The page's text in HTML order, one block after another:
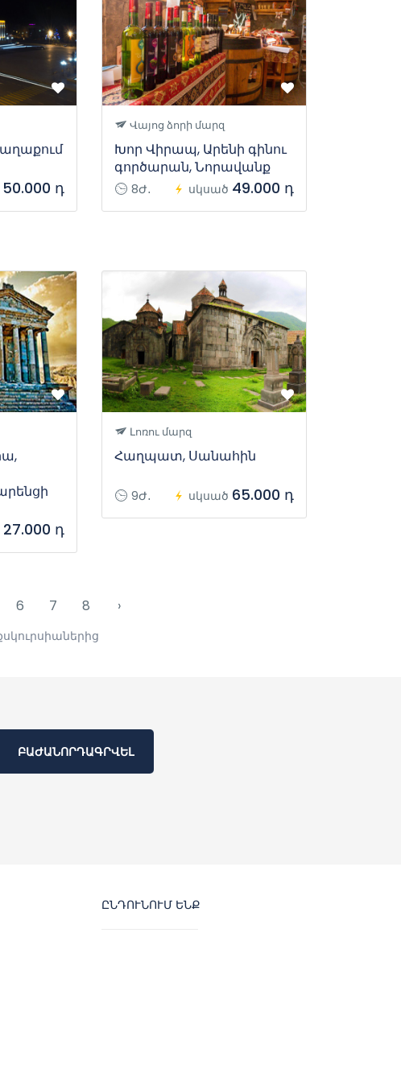
50.000 դ
Վայոց ձորի մարզ
Խոր Վիրապ, Արենի գինու
գործարան, Նորավանք
8Ժ․ սկսած 49.000 դ
27.000 դ
Լոռու մարզ
Հաղպատ, Սանահին
9Ժ․ սկսած 65.000 դ
6 7 8 ›
ԲԱԺԱՆՈՐԴԱԳՐՎԵԼ
ԸՆԴՈՒՆՈՒՄ ԵՆՔ